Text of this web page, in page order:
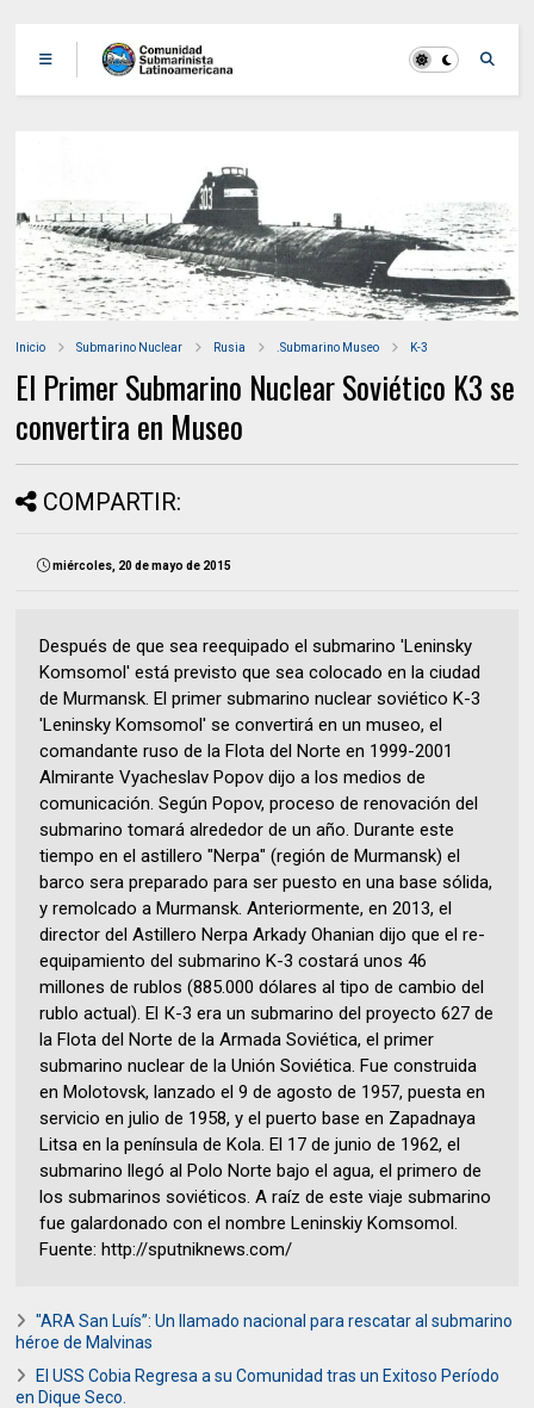
Inicio Submarino Nuclear Rusia .Submarino Museo K-3
El Primer Submarino Nuclear Soviético K3 se
convertira en Museo
COMPARTIR:
miércoles, 20 de mayo de 2015
Después de que sea reequipado el submarino 'Leninsky
Komsomol' está previsto que sea colocado en la ciudad
de Murmansk. El primer submarino nuclear soviético K-3
'Leninsky Komsomol' se convertirá en un museo, el
comandante ruso de la Flota del Norte en 1999-2001
Almirante Vyacheslav Popov dijo a los medios de
comunicación. Según Popov, proceso de renovación del
submarino tomará alrededor de un año. Durante este
tiempo en el astillero "Nerpa" (región de Murmansk) el
barco sera preparado para ser puesto en una base sólida,
y remolcado a Murmansk. Anteriormente, en 2013, el
director del Astillero Nerpa Arkady Ohanian dijo que el re-
equipamiento del submarino K-3 costará unos 46
millones de rublos (885.000 dólares al tipo de cambio del
rublo actual). El К-3 era un submarino del proyecto 627 de
la Flota del Norte de la Armada Soviética, el primer
submarino nuclear de la Unión Soviética. Fue construida
en Molotovsk, lanzado el 9 de agosto de 1957, puesta en
servicio en julio de 1958, y el puerto base en Zapadnaya
Litsa en la península de Kola. El 17 de junio de 1962, el
submarino llegó al Polo Norte bajo el agua, el primero de
los submarinos soviéticos. A raíz de este viaje submarino
fue galardonado con el nombre Leninskiy Komsomol.
Fuente: http://sputniknews.com/
"ARA San Luís”: Un llamado nacional para rescatar al submarino
héroe de Malvinas
El USS Cobia Regresa a su Comunidad tras un Exitoso Período
en Dique Seco.